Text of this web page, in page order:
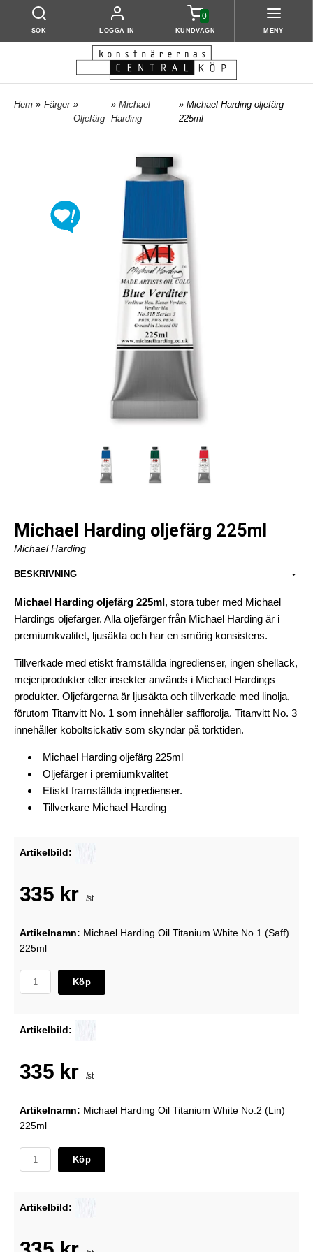
SÖK LOGGA IN
0
KUNDVAGN MENY
Hem » Färger »
Oljefärg
»Michael
Harding
» Michael Harding oljefärg
225ml
Michael Harding oljefärg 225ml
Michael Harding
BESKRIVNING
Michael Harding oljefärg 225ml, stora tuber med Michael
Hardings oljefärger. Alla oljefärger från Michael Harding är i
premiumkvalitet, ljusäkta och har en smörig konsistens.
Tillverkade med etiskt framställda ingredienser, ingen shellack,
mejeriprodukter eller insekter används i Michael Hardings
produkter. Oljefärgerna är ljusäkta och tillverkade med linolja,
förutom Titanvitt No. 1 som innehåller safflorolja. Titanvitt No. 3
innehåller koboltsickativ som skyndar på torktiden.
Michael Harding oljefärg 225ml
Oljefärger i premiumkvalitet
Etiskt framställda ingredienser.
Tillverkare Michael Harding
Artikelbild:
335 kr /st
Artikelnamn: Michael Harding Oil Titanium White No.1 (Saff)
225ml
Köp
Artikelbild:
335 kr /st
Artikelnamn: Michael Harding Oil Titanium White No.2 (Lin)
225ml
Köp
Artikelbild: